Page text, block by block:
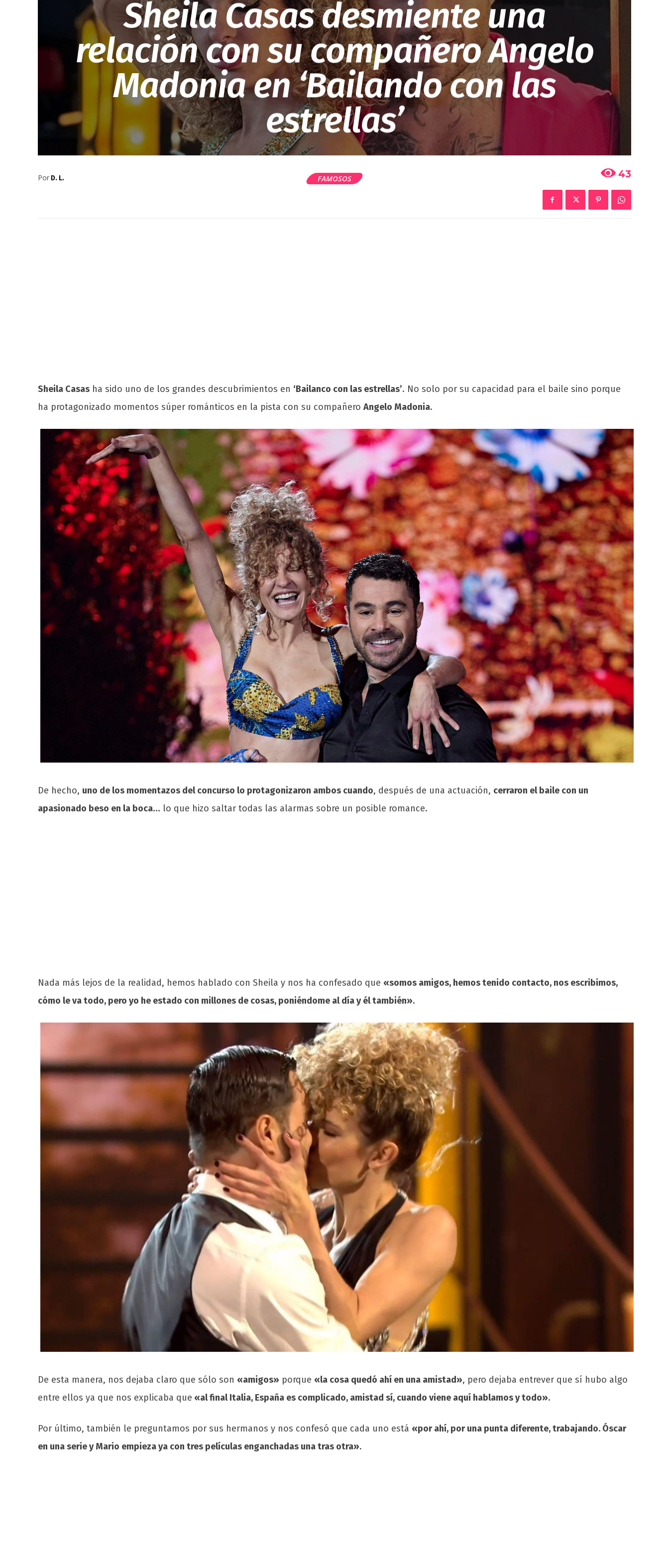
Sheila Casas desmiente una
relación con su compañero Angelo
Madonia en ‘Bailando con las
estrellas’
Por D. L. FAMOSOS 43
Sheila Casas ha sido uno de los grandes descubrimientos en ‘Bailanco con las estrellas’. No solo por su capacidad para el baile sino porque
ha protagonizado momentos súper románticos en la pista con su compañero Angelo Madonia.
De hecho, uno de los momentazos del concurso lo protagonizaron ambos cuando, después de una actuación, cerraron el baile con un
apasionado beso en la boca… lo que hizo saltar todas las alarmas sobre un posible romance.
Nada más lejos de la realidad, hemos hablado con Sheila y nos ha confesado que «somos amigos, hemos tenido contacto, nos escribimos,
cómo le va todo, pero yo he estado con millones de cosas, poniéndome al día y él también».
De esta manera, nos dejaba claro que sólo son «amigos» porque «la cosa quedó ahí en una amistad», pero dejaba entrever que sí hubo algo
entre ellos ya que nos explicaba que «al final Italia, España es complicado, amistad sí, cuando viene aquí hablamos y todo».
Por último, también le preguntamos por sus hermanos y nos confesó que cada uno está «por ahí, por una punta diferente, trabajando. Óscar
en una serie y Mario empieza ya con tres películas enganchadas una tras otra».